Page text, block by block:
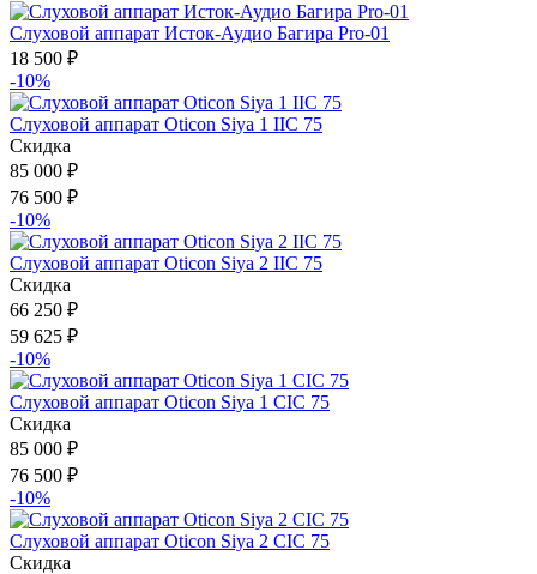
Слуховой аппарат Исток-Аудио Багира Pro-01
18 500 ₽
-10%
Слуховой аппарат Oticon Siya 1 IIC 75
Скидка
85 000 ₽
76 500 ₽
-10%
Слуховой аппарат Oticon Siya 2 IIC 75
Скидка
66 250 ₽
59 625 ₽
-10%
Слуховой аппарат Oticon Siya 1 CIC 75
Скидка
85 000 ₽
76 500 ₽
-10%
Слуховой аппарат Oticon Siya 2 CIC 75
Скидка